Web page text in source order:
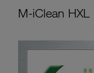
M-iClean HXL